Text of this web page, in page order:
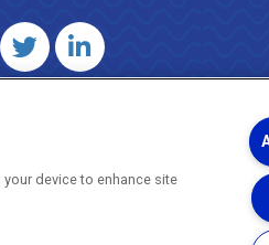
de Energia e Saneamento
Copyright ® 2026 - Todos os
device to enhance site